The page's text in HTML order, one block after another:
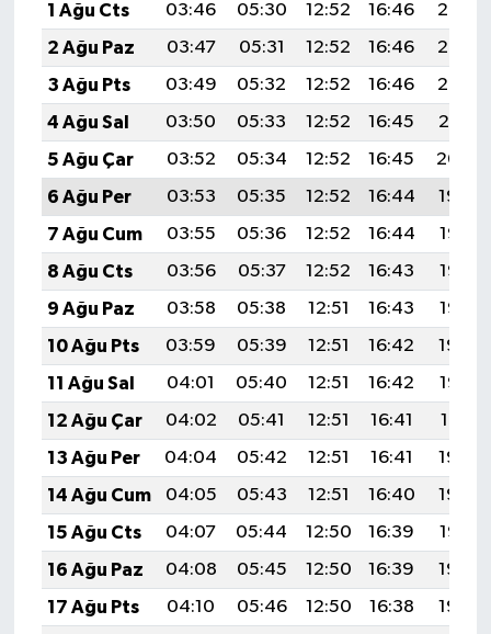
1 Ağu Cts
03:46 05:30 12:52 16:46
20:05
2 Ağu Paz
03:47 05:31 12:52 16:46
20:03
3 Ağu Pts
03:49 05:32 12:52 16:46
20:02
4 Ağu Sal
03:50 05:33 12:52 16:45
20:01
5 Ağu Çar
03:52 05:34 12:52 16:45
20:00
6 Ağu Per
03:53 05:35 12:52 16:44
19:59
7 Ağu Cum
03:55 05:36 12:52 16:44
19:58
8 Ağu Cts
03:56 05:37 12:52 16:43
19:56
9 Ağu Paz
03:58 05:38 12:51 16:43
19:55
10 Ağu Pts
03:59 05:39 12:51 16:42
19:54
11 Ağu Sal
04:01 05:40 12:51 16:42
19:53
12 Ağu Çar
04:02 05:41 12:51 16:41
19:51
13 Ağu Per
04:04 05:42 12:51 16:41
19:50
14 Ağu Cum
04:05 05:43 12:51 16:40
19:49
15 Ağu Cts
04:07 05:44 12:50 16:39
19:47
16 Ağu Paz
04:08 05:45 12:50 16:39
19:46
17 Ağu Pts
04:10 05:46 12:50 16:38
19:44